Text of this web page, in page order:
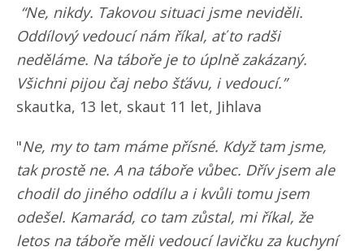
“Ne, nikdy. Takovou situaci jsme neviděli.
Oddílový vedoucí nám říkal, ať to radši
neděláme. Na táboře je to úplně zakázaný.
Všichni pijou čaj nebo šťávu, i vedoucí.”
skautka, 13 let, skaut 11 let, Jihlava
"Ne, my to tam máme přísné. Když tam jsme,
tak prostě ne. A na táboře vůbec. Dřív jsem ale
chodil do jiného oddílu a i kvůli tomu jsem
odešel. Kamarád, co tam zůstal, mi říkal, že
letos na táboře měli vedoucí lavičku za kuchyní